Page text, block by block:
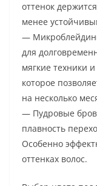
оттенок
менее
—
для
мягкие техники
которое
на несколько
— Пудровые
плавность
Особенно
оттенках волос.